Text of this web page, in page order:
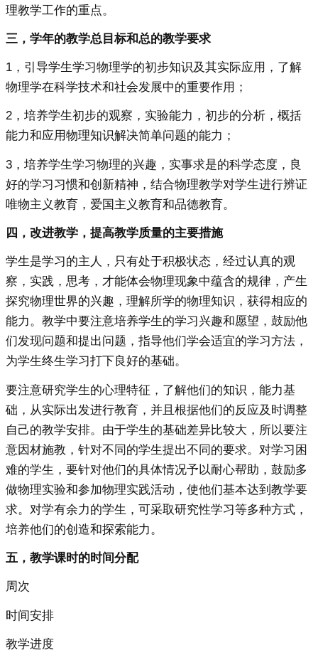
理教学工作的重点。
三，学年的教学总目标和总的教学要求
1，引导学生学习物理学的初步知识及其实际应用，了解
物理学在科学技术和社会发展中的重要作用；
2，培养学生初步的观察，实验能力，初步的分析，概括
能力和应用物理知识解决简单问题的能力；
3，培养学生学习物理的兴趣，实事求是的科学态度，良
好的学习习惯和创新精神，结合物理教学对学生进行辨证
唯物主义教育，爱国主义教育和品德教育。
四，改进教学，提高教学质量的主要措施
学生是学习的主人，只有处于积极状态，经过认真的观
察，实践，思考，才能体会物理现象中蕴含的规律，产生
探究物理世界的兴趣，理解所学的物理知识，获得相应的
能力。教学中要注意培养学生的学习兴趣和愿望，鼓励他
们发现问题和提出问题，指导他们学会适宜的学习方法，
为学生终生学习打下良好的基础。
要注意研究学生的心理特征，了解他们的知识，能力基
础，从实际出发进行教育，并且根据他们的反应及时调整
自己的教学安排。由于学生的基础差异比较大，所以要注
意因材施教，针对不同的学生提出不同的要求。对学习困
难的学生，要针对他们的具体情况予以耐心帮助，鼓励多
做物理实验和参加物理实践活动，使他们基本达到教学要
求。对学有余力的学生，可采取研究性学习等多种方式，
培养他们的创造和探索能力。
五，教学课时的时间分配
周次
时间安排
教学进度